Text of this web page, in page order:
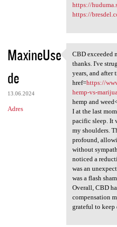
https://
https://
MaxineUse
de
13.06.2024
Adres
CBD
CBD exceeded
thanks. I've
years, and
href=https://
hemp-vs-
hemp and
I at the last
pacific sleep. It
my shoulders.
profound,
without
noticed a
was an
was a flash
Overall, CBD
compensation
grateful to keep